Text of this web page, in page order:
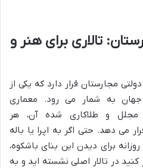
تالاری برای هنر و
مجارستان قرار دارد که یکی از
جهان به شمار می رود. معماری
و طلاکاری شده آن، هر
می دهد. حتی اگر به اپرا یا باله
برای دیدن این بنای باشکوه،
در تالار اصلی نشسته اید و به